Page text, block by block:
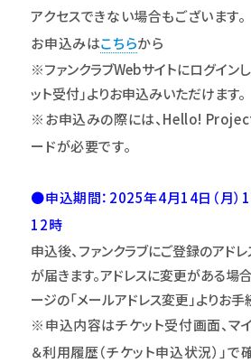
アクセスできない場合もございます。
お申込みはこちらから
※ファンクラブWebサイトにログイン
ット受付｣よりお申込みいただけます。
※お申込みの際には、Hello!
ードが必要です。
●申込期間：2025年4月14日（月）
12時
申込後、ファンクラブにご登録のアド
が届きます。アドレスに変更がある場
ージの「メールアドレス変更」よりお手
※申込内容はチケット受付画面、マ
＆利用履歴（チケット申込状況）」で